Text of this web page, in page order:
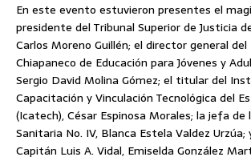
En este evento estuvieron presentes el
presidente del Tribunal Superior de Justicia
Carlos Moreno Guillén; el director general
Chiapaneco de Educación para Jóvenes y
Sergio David Molina Gómez; el titular del
Capacitación y Vinculación Tecnológica del
(Icatech), César Espinosa Morales; la jefa de
Sanitaria No. IV, Blanca Estela Valdez Urzúa;
Capitán Luis A. Vidal, Emiselda González